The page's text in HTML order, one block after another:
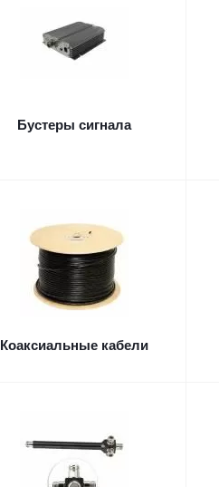
Бустеры сигнала
Коаксиальные кабели